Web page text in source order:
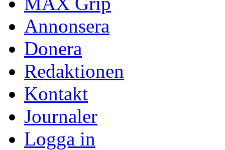
Annonsera
Donera
Redaktionen
Kontakt
Journaler
Logga in